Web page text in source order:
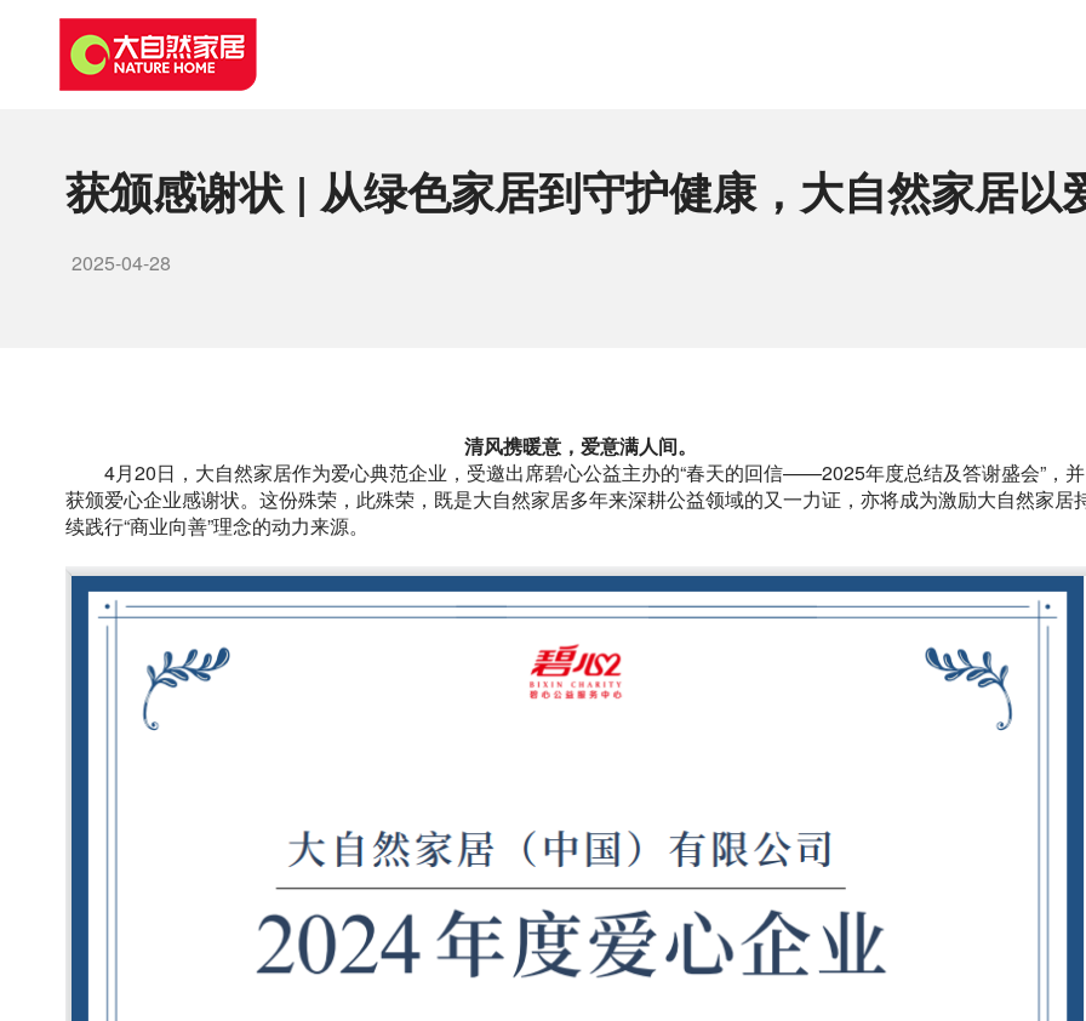
获颁感谢状 | 从绿色家居到守护健康，大自然家居以
2025-04-28
清风携暖意，爱意满人间。
4月20日，大自然家居作为爱心典范企业，受邀出席碧心公益主办的“春天的回信——2025年度总结及答谢盛会”，并
获颁爱心企业感谢状。这份殊荣，此殊荣，既是大自然家居多年来深耕公益领域的又一力证，亦将成为激励大自然家居
续践行“商业向善”理念的动力来源。